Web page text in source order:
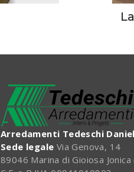
Arredamenti Tedeschi
Sede legale Via Genova, 14
89046 Marina di Gioiosa